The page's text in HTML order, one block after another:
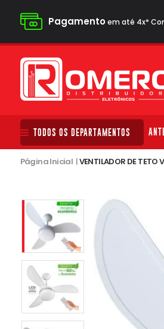
Pagamentoem até 4x*
TODOS OS DEPARTAMENTOS
Página Inicial |VENTILADOR DE TETO